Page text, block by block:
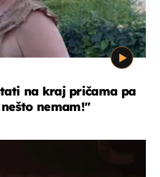
na kraj pričama pa
nemam!"